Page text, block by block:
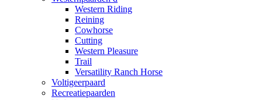
Western Riding
Reining
Cowhorse
Cutting
Western Pleasure
Trail
Versatility Ranch Horse
Voltigeerpaard
Recreatiepaarden